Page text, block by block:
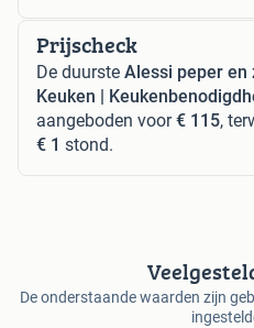
Prijscheck
De duurste Alessi peper en
Keuken |
aangeboden voor€ 115,
€ 1 stond.
De onderstaande waarden zijn